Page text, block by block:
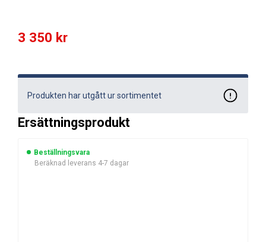
3 350 kr
Produkten har utgått ur sortimentet
Ersättningsprodukt
Beställningsvara
Beräknad leverans 4-7 dagar